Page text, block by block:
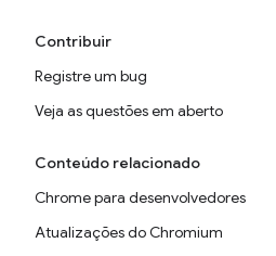
Contribuir
Registre um bug
Veja as questões em aberto
Conteúdo relacionado
Chrome para desenvolvedores
Atualizações do Chromium